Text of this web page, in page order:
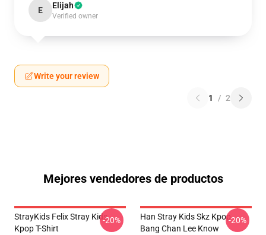
E Elijah
Verified owner
Write your review
1 / 2
Mejores vendedores de productos
StrayKids Felix Stray Kids
Kpop T-Shirt
-20%
Han Stray Kids Skz Kpop
Bang Chan Lee Know
-20%